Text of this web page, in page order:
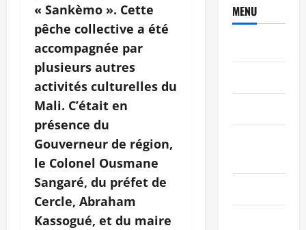
« Sankèmo ». Cette
pêche collective a été
accompagnée par
plusieurs autres
activités culturelles du
Mali. C’était en
présence du
Gouverneur de région,
le Colonel Ousmane
Sangaré, du préfet de
Cercle, Abraham
Kassogué, et du maire
MENU